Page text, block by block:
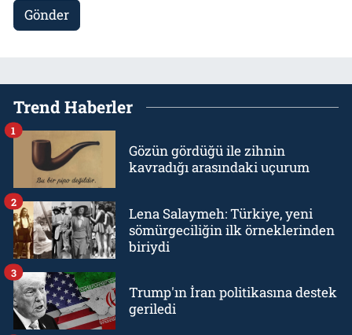
Gönder
Trend Haberler
Gözün gördüğü ile zihnin
kavradığı arasındaki uçurum
1
Lena Salaymeh: Türkiye, yeni
sömürgeciliğin ilk örneklerinden
biriydi
2
Trump'ın İran politikasına destek
geriledi
3